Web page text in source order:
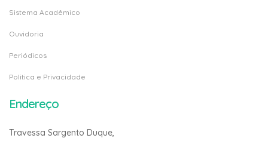
Sistema Acadêmico
Ouvidoria
Periódicos
Politica e Privacidade
Endereço
Travessa Sargento Duque,